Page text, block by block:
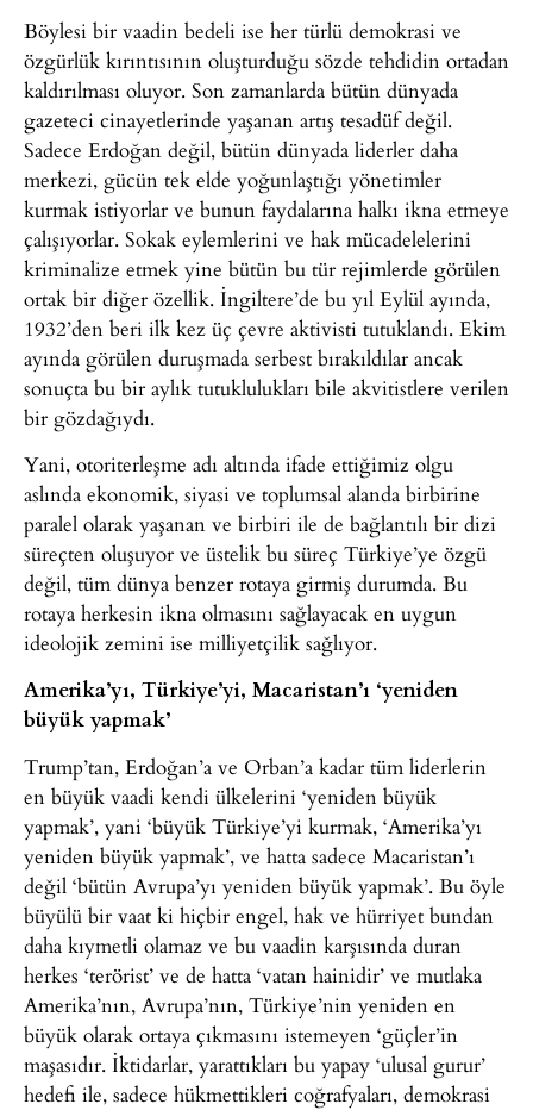
Böylesi bir vaadin bedeli ise her türlü demokrasi ve
özgürlük kırıntısının oluşturduğu sözde tehdidin ortadan
kaldırılması oluyor. Son zamanlarda bütün dünyada
gazeteci cinayetlerinde yaşanan artış tesadüf değil.
Sadece Erdoğan değil, bütün dünyada liderler daha
merkezi, gücün tek elde yoğunlaştığı yönetimler
kurmak istiyorlar ve bunun faydalarına halkı ikna etmeye
çalışıyorlar. Sokak eylemlerini ve hak mücadelelerini
kriminalize etmek yine bütün bu tür rejimlerde görülen
ortak bir diğer özellik. İngiltere’de bu yıl Eylül ayında,
1932’den beri ilk kez üç çevre aktivisti tutuklandı. Ekim
ayında görülen duruşmada serbest bırakıldılar ancak
sonuçta bu bir aylık tutuklulukları bile akvitistlere verilen
bir gözdağıydı.
Yani, otoriterleşme adı altında ifade ettiğimiz olgu
aslında ekonomik, siyasi ve toplumsal alanda birbirine
paralel olarak yaşanan ve birbiri ile de bağlantılı bir dizi
süreçten oluşuyor ve üstelik bu süreç Türkiye’ye özgü
değil, tüm dünya benzer rotaya girmiş durumda. Bu
rotaya herkesin ikna olmasını sağlayacak en uygun
ideolojik zemini ise milliyetçilik sağlıyor.
Amerika’yı, Türkiye’yi, Macaristan’ı ‘yeniden
büyük yapmak’
Trump’tan, Erdoğan’a ve Orban’a kadar tüm liderlerin
en büyük vaadi kendi ülkelerini ‘yeniden büyük
yapmak’, yani ‘büyük Türkiye’yi kurmak, ‘Amerika’yı
yeniden büyük yapmak’, ve hatta sadece Macaristan’ı
değil ‘bütün Avrupa’yı yeniden büyük yapmak’. Bu öyle
büyülü bir vaat ki hiçbir engel, hak ve hürriyet bundan
daha kıymetli olamaz ve bu vaadin karşısında duran
herkes ‘terörist’ ve de hatta ‘vatan hainidir’ ve mutlaka
Amerika’nın, Avrupa’nın, Türkiye’nin yeniden en
büyük olarak ortaya çıkmasını istemeyen ‘güçler’in
maşasıdır. İktidarlar, yarattıkları bu yapay ‘ulusal gurur’
hedefi ile, sadece hükmettikleri coğrafyaları, demokrasi